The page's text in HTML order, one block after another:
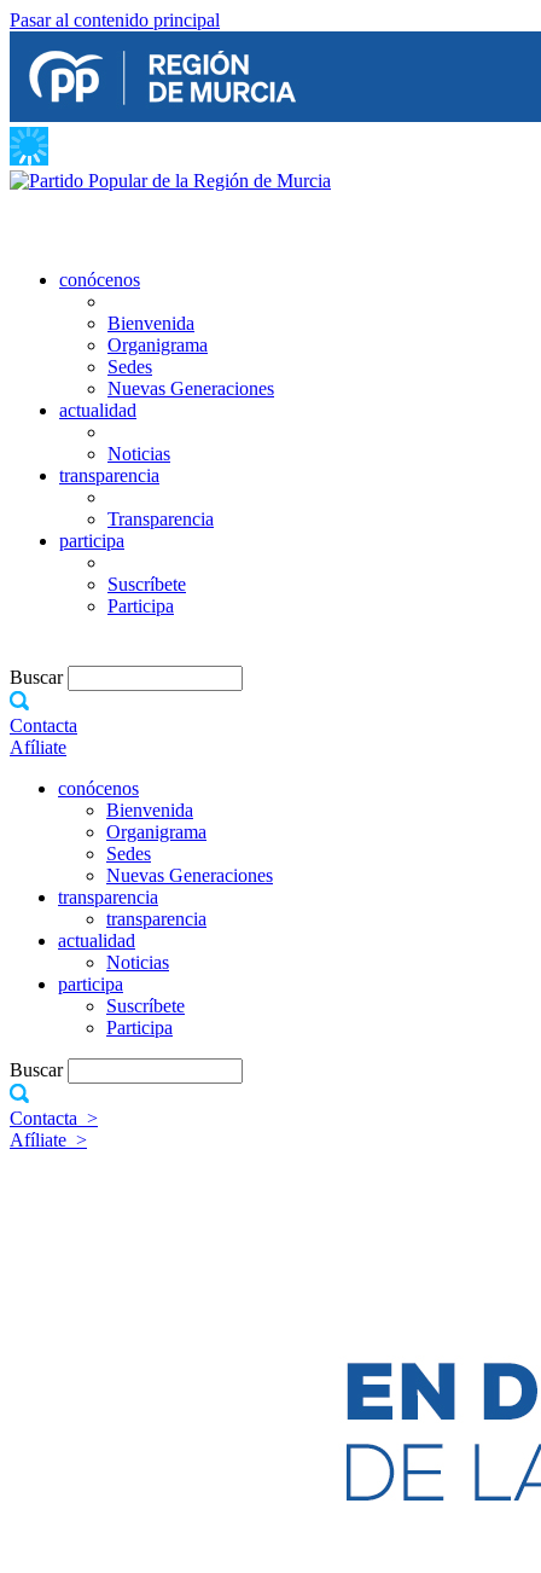
Pasar al contenido principal
conócenos
Bienvenida
Organigrama
Sedes
Nuevas Generaciones
actualidad
Noticias
transparencia
Transparencia
participa
Suscríbete
Participa
Buscar
Contacta
Afíliate
conócenos
Bienvenida
Organigrama
Sedes
Nuevas Generaciones
transparencia
transparencia
actualidad
Noticias
participa
Suscríbete
Participa
Buscar
Contacta >
Afíliate >